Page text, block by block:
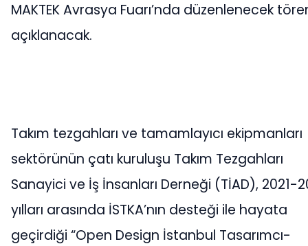
MAKTEK Avrasya Fuarı’nda düzenlenecek
açıklanacak.
Takım tezgahları ve tamamlayıcı ekipmanları
sektörünün çatı kuruluşu Takım Tezgahları
Sanayici ve İş İnsanları Derneği (TİAD), 2021-
yılları arasında İSTKA’nın desteği ile hayata
geçirdiği “Open Design İstanbul Tasarımcı-